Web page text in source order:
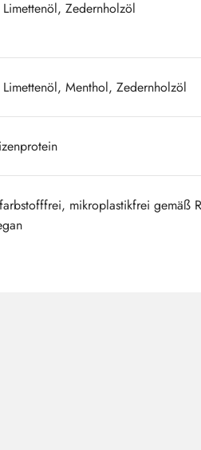
Zedernholzöl
Menthol, Zedernholzöl
mikroplastikfrei gemäß